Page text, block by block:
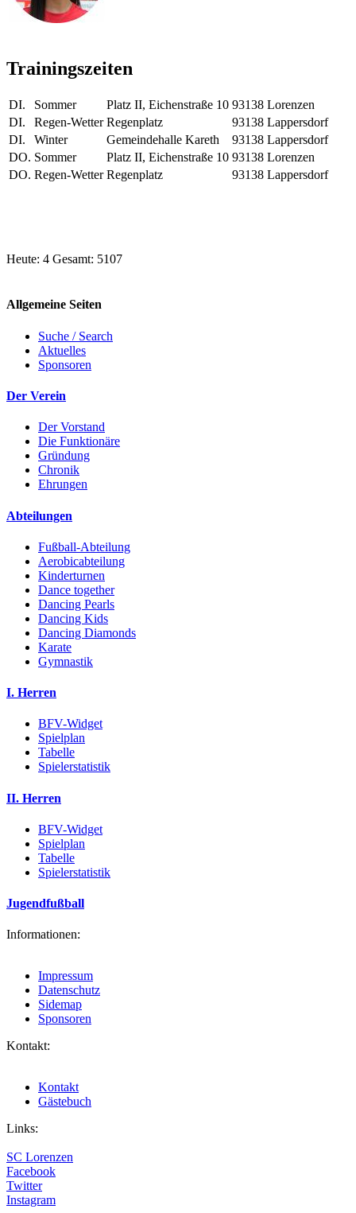
Trainingszeiten
DI. Sommer Platz II, Eichenstraße 10 93138 Lorenzen
DI.
Regen-Wetter Regenplatz
93138 Lappersdorf
DI.
Winter Gemeindehalle Kareth
93138 Lappersdorf
DO. Sommer Platz II, Eichenstraße 10 93138 Lorenzen
DO. Regen-Wetter Regenplatz 93138 Lappersdorf
Heute: 4 Gesamt: 5107
Allgemeine Seiten
Suche / Search
Aktuelles
Sponsoren
Der Verein
Der Vorstand
Die Funktionäre
Gründung
Chronik
Ehrungen
Abteilungen
Fußball-Abteilung
Aerobicabteilung
Kinderturnen
Dance together
Dancing Pearls
Dancing Kids
Dancing Diamonds
Karate
Gymnastik
I. Herren
BFV-Widget
Spielplan
Tabelle
Spielerstatistik
II. Herren
BFV-Widget
Spielplan
Tabelle
Spielerstatistik
Jugendfußball
Informationen:
Impressum
Datenschutz
Sidemap
Sponsoren
Kontakt:
Kontakt
Gästebuch
Links:
SC Lorenzen
Facebook
Twitter
Instagram